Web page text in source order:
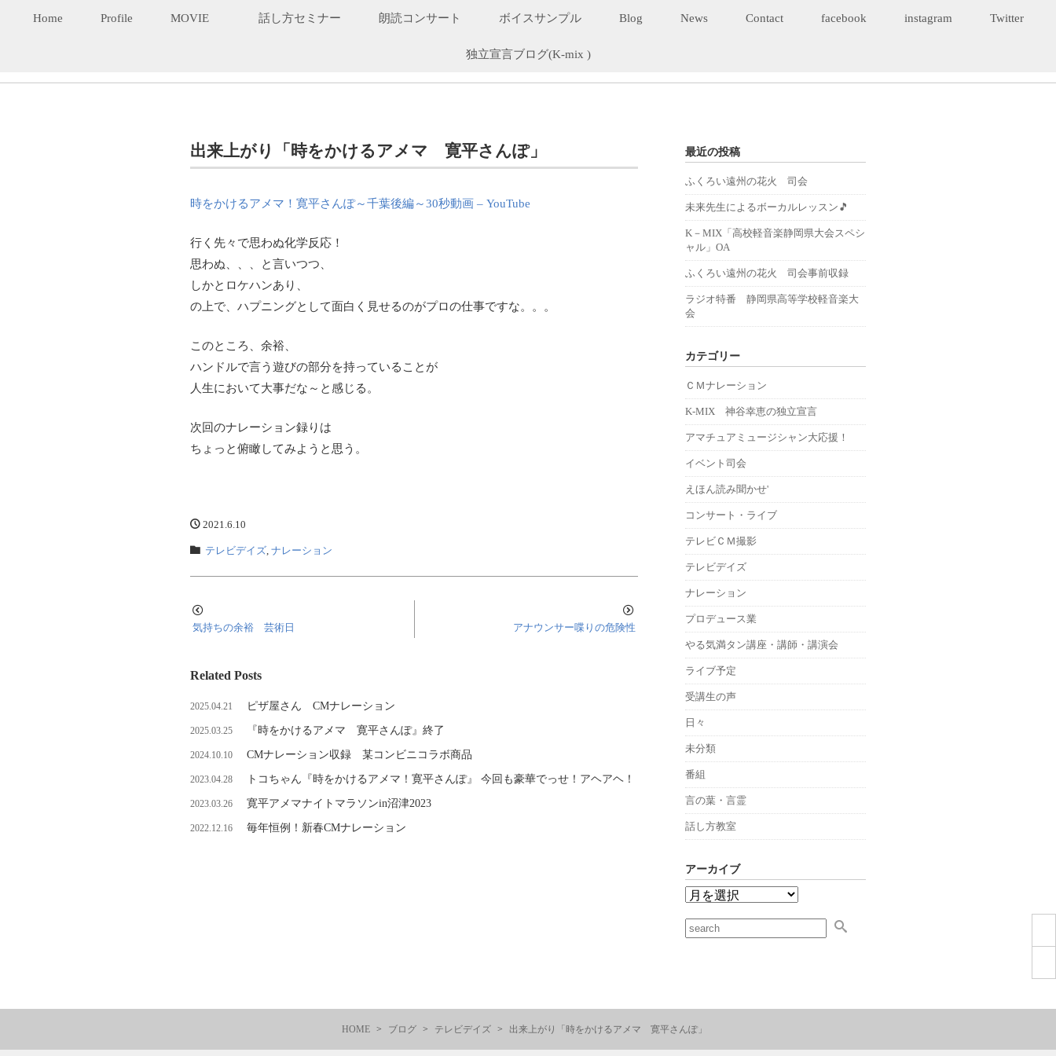
Home Profile MOVIE 話し方セミナー 朗読コンサート ボイスサンプル Blog News Contact facebook instagram Twitter
独立宣言ブログ(K-mix )
出来上がり「時をかけるアメマ 寛平さんぽ」
時をかけるアメマ！寛平さんぽ～千葉後編～30秒動画 – YouTube
行く先々で思わぬ化学反応！
思わぬ、、、と言いつつ、
しかとロケハンあり、
の上で、ハプニングとして面白く見せるのがプロの仕事ですな。。。
このところ、余裕、
ハンドルで言う遊びの部分を持っていることが
人生において大事だな～と感じる。
次回のナレーション録りは
ちょっと俯瞰してみようと思う。
2021.6.10
テレビデイズ, ナレーション
気持ちの余裕 芸術日 アナウンサー喋りの危険性
Related Posts
2025.04.21 ピザ屋さん CMナレーション
2025.03.25 『時をかけるアメマ 寛平さんぽ』終了
2024.10.10 CMナレーション収録 某コンビニコラボ商品
2023.04.28 トコちゃん『時をかけるアメマ！寛平さんぽ』 今回も豪華でっせ！アヘアヘ！
2023.03.26 寛平アメマナイトマラソンin沼津2023
2022.12.16 毎年恒例！新春CMナレーション
最近の投稿
ふくろい遠州の花火 司会
未来先生によるボーカルレッスン🎵
K－MIX「高校軽音楽静岡県大会スペシ
ャル」OA
ふくろい遠州の花火 司会事前収録
ラジオ特番 静岡県高等学校軽音楽大
会
カテゴリー
ＣＭナレーション
K-MIX 神谷幸恵の独立宣言
アマチュアミュージシャン大応援！
イベント司会
えほん読み聞かせ'
コンサート・ライブ
テレビＣＭ撮影
テレビデイズ
ナレーション
プロデュース業
やる気満タン講座・講師・講演会
ライブ予定
受講生の声
日々
未分類
番組
言の葉・言霊
話し方教室
アーカイブ
HOME ブログ テレビデイズ 出来上がり「時をかけるアメマ 寛平さんぽ」